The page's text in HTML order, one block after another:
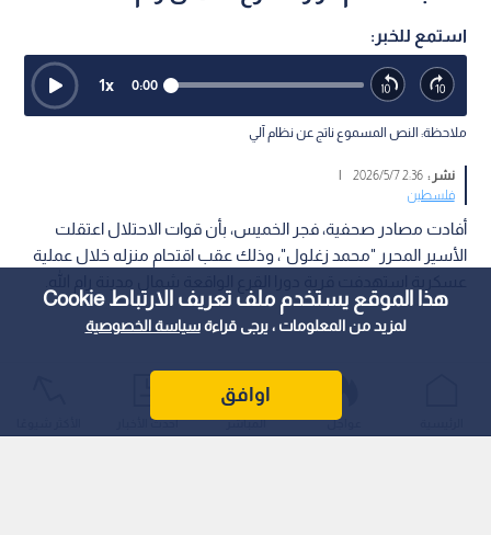
هذا الموقع يستخدم ملف تعريف الارتباط Cookie
لمزيد من المعلومات ، يرجى قراءةسياسة الخصوصية
اوافق
استمع للخبر:
0:00
1x
ملاحظة: النص المسموع ناتج عن نظام آلي
نشر :2:36 2026/5/7
|
فلسطين
أفادت مصادر صحفية، فجر الخميس، بأن قوات الاحتلال اعتقلت
الأسير المحرر "محمد زغلول"، وذلك عقب اقتحام منزله خلال عملية
عواجل المباشر أحدث الأخبار